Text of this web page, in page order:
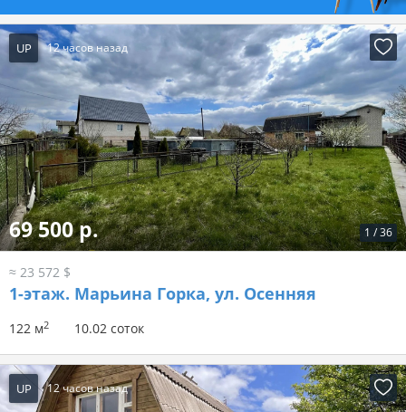
UP 12 часов назад
1 /36
69 500 р.
≈ 23 572 $
1-этаж. Марьина Горка, ул. Осенняя
122 м2 10.02 соток
UP 12 часов назад